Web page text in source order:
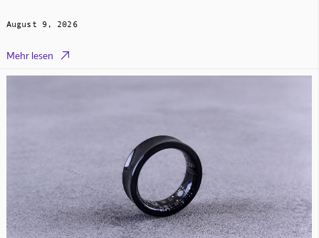
August 9, 2026
Mehr lesen 